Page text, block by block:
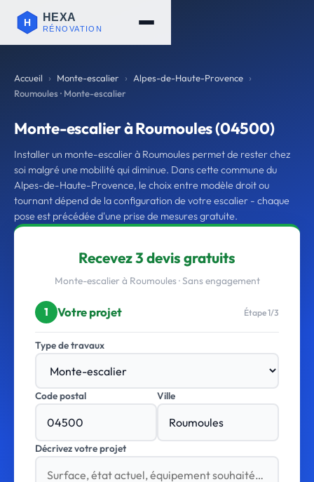
Accueil Monte-escalier
Alpes-de-Haute-Provence
Roumoules · Monte-escalier
Monte-escalier à Roumoules (04500)
Installer un monte-escalier à Roumoules permet de rester chez
soi malgré une mobilité qui diminue. Dans cette commune du
Alpes-de-Haute-Provence, le choix entre modèle droit ou
tournant dépend de la configuration de votre escalier - chaque
pose est précédée d'une prise de mesures gratuite.
Recevez 3 devis gratuits
Monte-escalier à Roumoules · Sans engagement
1 Votre projet Étape 1/3
Type de travaux
Code postal Ville
Décrivez votre projet